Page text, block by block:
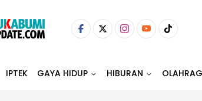
IPTEK GAYA HIDUP HIBURAN